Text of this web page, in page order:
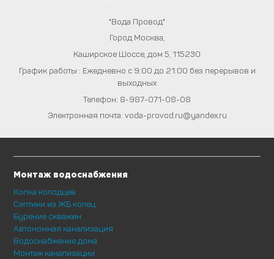
"Вода Провод"
Город Москва,
Каширское Шоссе, дом 5 115230
График работы : Ежедневно с 9:00 до 21:00 без перерывов и
выходных
Телефон: 8-987-071-08-08
Электронная почта: voda-provod.ru@yandex.ru
Монтаж водоснабжения
Копка колодцев
Септики из ЖБ колец
Бурение скважин
Автономная канализация
Водоснабжение дома
Монтаж канализации